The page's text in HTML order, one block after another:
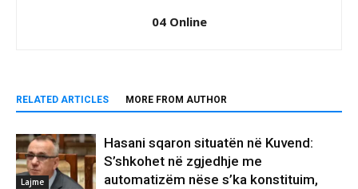
04 Online
RELATED ARTICLES MORE FROM AUTHOR
Lajme
Hasani sqaron situatën në Kuvend:
S’shkohet në zgjedhje me
automatizëm nëse s’ka konstituim,